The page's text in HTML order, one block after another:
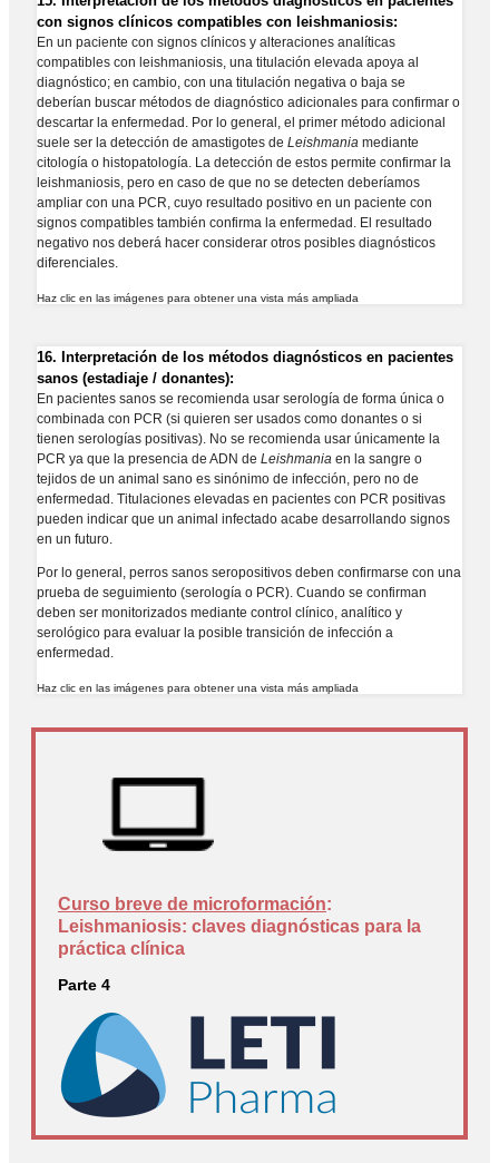
con signos clínicos compatibles con leishmaniosis:
En un paciente con signos clínicos y alteraciones analíticas
compatibles con leishmaniosis, una titulación elevada apoya al
diagnóstico; en cambio, con una titulación negativa o baja se
deberían buscar métodos de diagnóstico adicionales para confirmar o
descartar la enfermedad. Por lo general, el primer método adicional
suele ser la detección de amastigotes de Leishmania mediante
citología o histopatología. La detección de estos permite confirmar la
leishmaniosis, pero en caso de que no se detecten deberíamos
ampliar con una PCR, cuyo resultado positivo en un paciente con
signos compatibles también confirma la enfermedad. El resultado
negativo nos deberá hacer considerar otros posibles diagnósticos
diferenciales.
Haz clic en las imágenes para obtener una vista más ampliada
16. Interpretación de los métodos diagnósticos en pacientes
sanos (estadiaje / donantes):
En pacientes sanos se recomienda usar serología de forma única o
combinada con PCR (si quieren ser usados como donantes o si
tienen serologías positivas). No se recomienda usar únicamente la
PCR ya que la presencia de ADN de Leishmania en la sangre o
tejidos de un animal sano es sinónimo de infección, pero no de
enfermedad. Titulaciones elevadas en pacientes con PCR positivas
pueden indicar que un animal infectado acabe desarrollando signos
en un futuro.
Por lo general, perros sanos seropositivos deben confirmarse con una
prueba de seguimiento (serología o PCR). Cuando se confirman
deben ser monitorizados mediante control clínico, analítico y
serológico para evaluar la posible transición de infección a
enfermedad.
Haz clic en las imágenes para obtener una vista más ampliada
Curso breve de microformación:
Leishmaniosis: claves diagnósticas para la
práctica clínica
Parte 4